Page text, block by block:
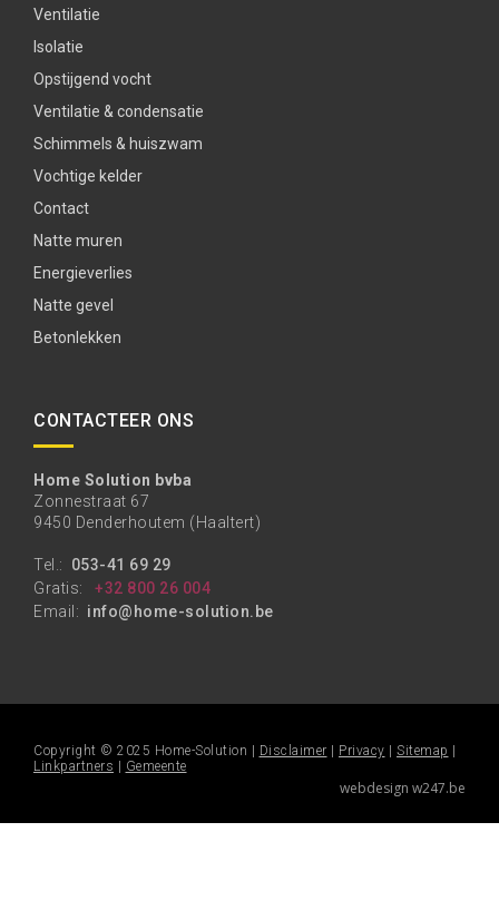
Ventilatie
Isolatie
Opstijgend vocht
Ventilatie & condensatie
Schimmels & huiszwam
Vochtige kelder
Contact
Natte muren
Energieverlies
Natte gevel
Betonlekken
CONTACTEER ONS
Home Solution bvba
Zonnestraat 67
9450 Denderhoutem (Haaltert)
Tel.: 053-41 69 29
Gratis:
+32 800 26 004
Email: info@home-solution.be
Copyright © 2025 Home-Solution | Disclaimer Privacy Sitemap
Linkpartners
Gemeente
webdesign w247.be